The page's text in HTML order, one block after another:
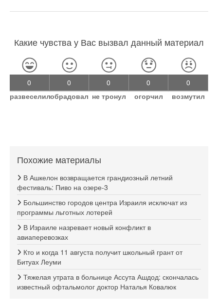
Какие чувства у Вас вызвал данный материал
0
развеселил
0
обрадовал
0
не тронул
0
огорчил
0
возмутил
Похожие материалы
В Ашкелон возвращается грандиозный летний
фестиваль: Пиво на озере-3
Большинство городов центра Израиля исключат из
программы льготных лотерей
В Израиле назревает новый конфликт в
авиаперевозках
Кто и когда 11 августа получит школьный грант от
Битуах Леуми
Тяжелая утрата в больнице Ассута Ашдод: скончалась
известный офтальмолог доктор Наталья Ковалюк